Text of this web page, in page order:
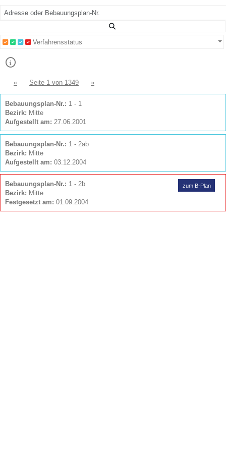
Verfahrensstatus
« Seite 1 von 1349 »
Bebauungs­plan-Nr.: 1 - 1
Bezirk: Mitte
Aufgestellt am: 27.06.2001
Bebauungs­plan-Nr.: 1 - 2ab
Bezirk: Mitte
Aufgestellt am: 03.12.2004
Bebauungs­plan-Nr.: 1 - 2b
Bezirk: Mitte
Festgesetzt am: 01.09.2004
zum B-Plan